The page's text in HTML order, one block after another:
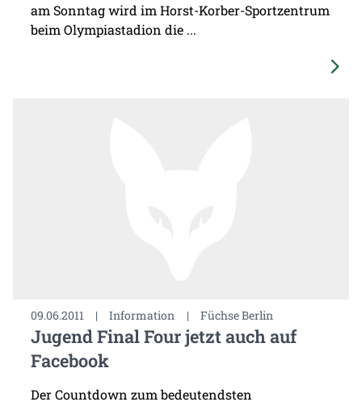
am Sonntag wird im Horst-Korber-Sportzentrum
beim Olympiastadion die ...
09.06.2011 | Information | Füchse Berlin
Jugend Final Four jetzt auch auf
Facebook
Der Countdown zum bedeutendsten